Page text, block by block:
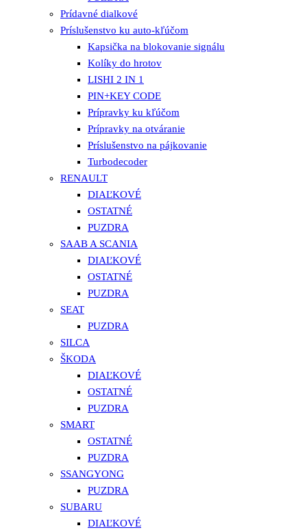
Prídavné dialkové
Príslušenstvo ku auto-kľúčom
Kapsička na blokovanie signálu
Kolíky do hrotov
LISHI 2 IN 1
PIN+KEY CODE
Prípravky ku kľúčom
Prípravky na otváranie
Príslušenstvo na pájkovanie
Turbodecoder
RENAULT
DIAĽKOVÉ
OSTATNÉ
PUZDRA
SAAB A SCANIA
DIAĽKOVÉ
OSTATNÉ
PUZDRA
SEAT
PUZDRA
SILCA
ŠKODA
DIAĽKOVÉ
OSTATNÉ
PUZDRA
SMART
OSTATNÉ
PUZDRA
SSANGYONG
PUZDRA
SUBARU
DIAĽKOVÉ